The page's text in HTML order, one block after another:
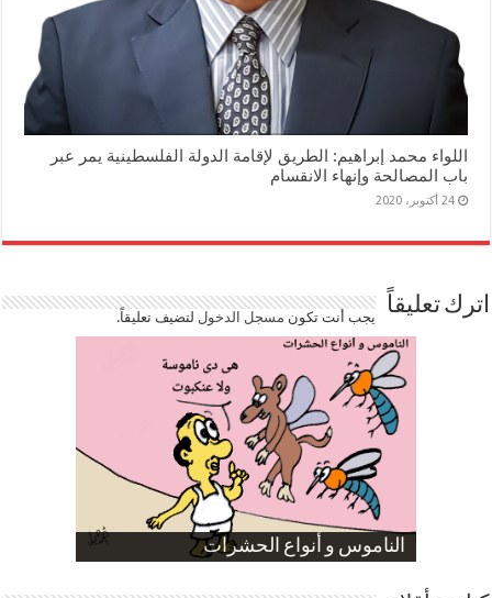
اللواء محمد إبراهيم: الطريق لإقامة الدولة الفلسطينية يمر عبر
باب المصالحة وإنهاء الانقسام
24 أكتوبر، 2020
اترك تعليقاً يجب أنت تكون مسجل الدخوللتضيف تعليقاً.
الناموس و أنواع الحشرات
الموظفين بعد ارتفاع الأسعار
ارتفاع نسبة الطلاق في مصر
صورة كاركاتيرية
صورة كاركاتيرية